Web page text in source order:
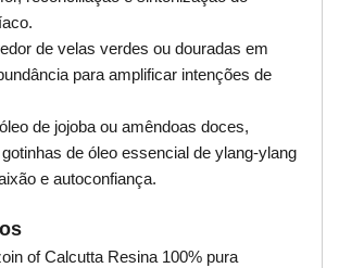
de velas verdes ou douradas em
para amplificar intenções de
de jojoba ou amêndoas doces,
de óleo essencial de ylang-ylang
e autoconfiança.
of Calcutta Resina 100% pura